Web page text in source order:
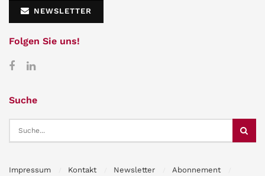
NEWSLETTER
Folgen Sie uns!
Suche
Impressum Kontakt Newsletter Abonnement